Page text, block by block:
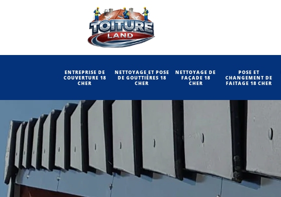
ENTREPRISE DE
COUVERTURE 18
CHER
NETTOYAGE ET POSE
DE GOUTTIÈRES 18
CHER
NETTOYAGE DE
FAÇADE 18
CHER
POSE ET
CHANGEMENT DE
FAITAGE 18 CHER